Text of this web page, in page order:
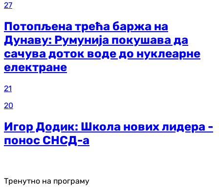
27
Потопљена трећа баржа на
Дунаву: Румунија покушава да
сачува доток воде до нуклеарне
електране
21
20
Игор Додик: Школа нових лидера -
понос СНСД-а
Тренутно на програму